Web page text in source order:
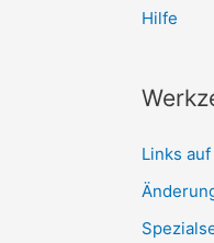
Hilfe
Links